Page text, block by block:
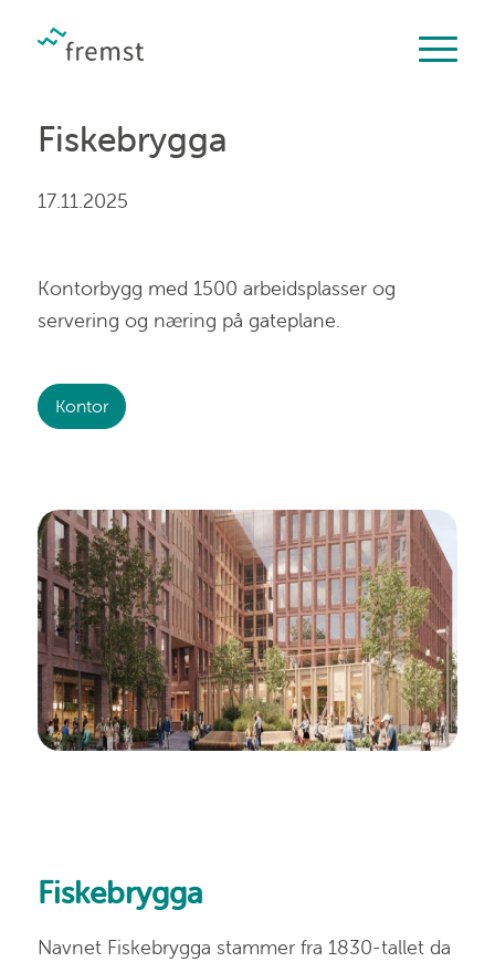
Fiskebrygga
17.11.2025
Kontorbygg med 1500 arbeidsplasser og
servering og næring på gateplane.
Kontor
Fiskebrygga
Navnet Fiskebrygga stammer fra 1830-tallet da